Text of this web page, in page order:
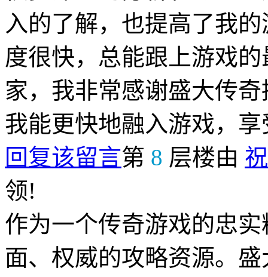
入的了解，也提高了我
度很快，总能跟上游戏
家，我非常感谢盛大传
我能更快地融入游戏，
回复该留言第 8 层楼由
领!
作为一个传奇游戏的忠
面、权威的攻略资源。